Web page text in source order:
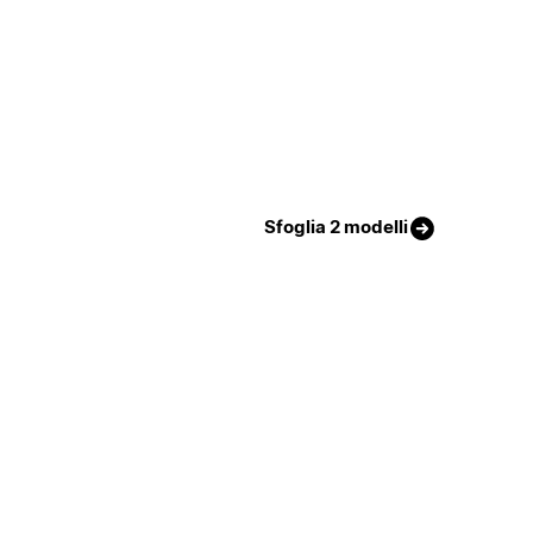
Sfoglia 2 modelli